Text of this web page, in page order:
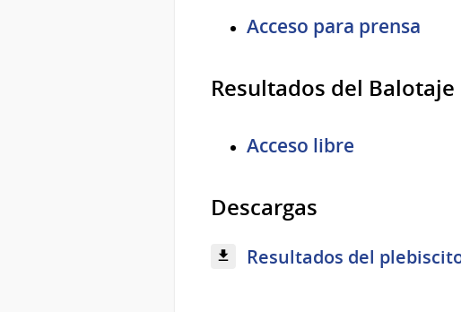
Acceso para prensa
Resultados del Balotaje
Acceso libre
Descargas
Resultados del